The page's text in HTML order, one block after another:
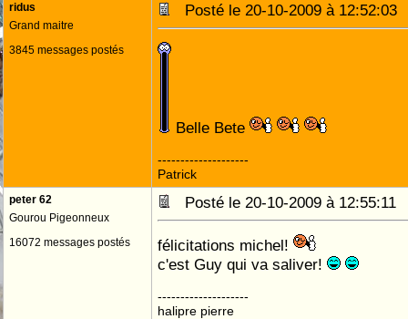
ridus
Grand maitre
3845 messages postés
Posté le 20-10-2009 à
Belle Bete
--------------------
Patrick
peter 62
Gourou Pigeonneux
16072 messages postés
Posté le 20-10-2009 à
félicitations michel!
c'est Guy qui va saliver!
--------------------
halipre pierre